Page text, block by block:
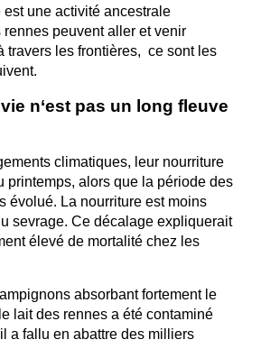
est une activité ancestrale
peuvent aller et venir
travers les frontières, ce sont les
n‘est pas un long fleuve
climatiques, leur nourriture
printemps, alors que la période des
évolué. La nourriture est moins
sevrage. Ce décalage expliquerait
élevé de mortalité chez les
absorbant fortement le
lait des rennes a été contaminé
a fallu en abattre des milliers